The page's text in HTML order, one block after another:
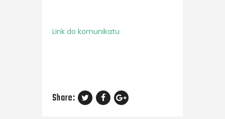
Link do komunikatu
Share: